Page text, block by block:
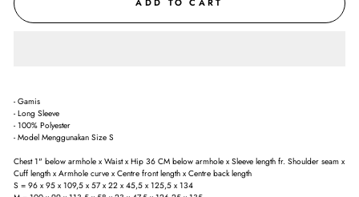
- Gamis
- Long Sleeve
- 100% Polyester
- Model Menggunakan Size S
Chest 1" below armhole x Waist x Hip 36 CM below armhole x Sleeve length fr. Shoulder seam x
Cuff length x Armhole curve x Centre front length x Centre back length
S = 96 x 95 x 109,5 x 57 x 22 x 45,5 x 125,5 x 134